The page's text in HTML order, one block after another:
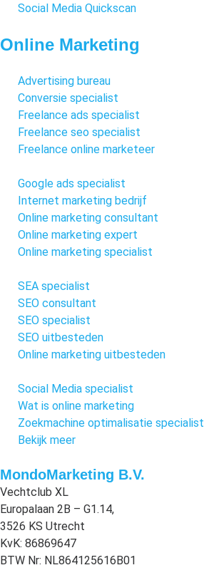
Social Media Quickscan
Online Marketing
Advertising bureau
Conversie specialist
Freelance ads specialist
Freelance seo specialist
Freelance online marketeer
Google ads specialist
Internet marketing bedrijf
Online marketing consultant
Online marketing expert
Online marketing specialist
SEA specialist
SEO consultant
SEO specialist
SEO uitbesteden
Online marketing uitbesteden
Social Media specialist
Wat is online marketing
Zoekmachine optimalisatie specialist
Bekijk meer
MondoMarketing B.V.
Vechtclub XL
Europalaan 2B – G1.14,
3526 KS Utrecht
KvK: 86869647
BTW Nr: NL864125616B01